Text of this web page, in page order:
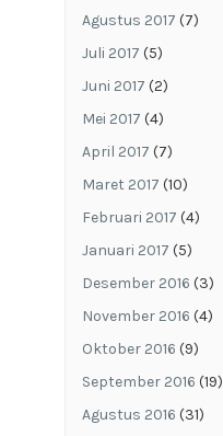
Agustus 2017 (7)
Juli 2017 (5)
Juni 2017 (2)
Mei 2017 (4)
April 2017 (7)
Maret 2017 (10)
Februari 2017 (4)
Januari 2017 (5)
Desember 2016 (3)
November 2016 (4)
Oktober 2016 (9)
September 2016 (19)
Agustus 2016 (31)